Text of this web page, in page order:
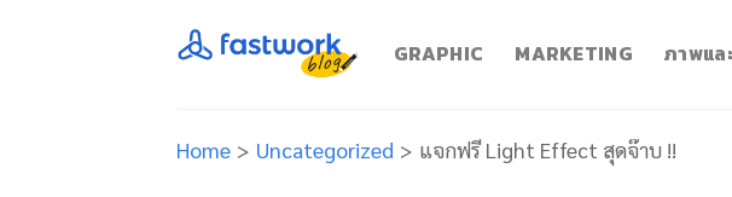
GRAPHIC MARKETING ภาพแล
Home > Uncategorized > แจกฟรี Light Effect สุดจ๊าบ !!